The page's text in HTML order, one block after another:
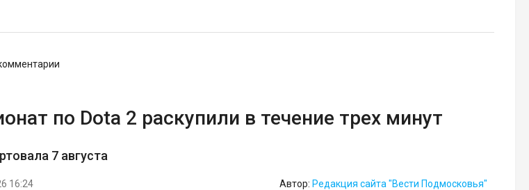
по Dota 2 раскупили в течение трех минут
7 августа
16:24 Автор: Редакция сайта "Вести Подмосковья"